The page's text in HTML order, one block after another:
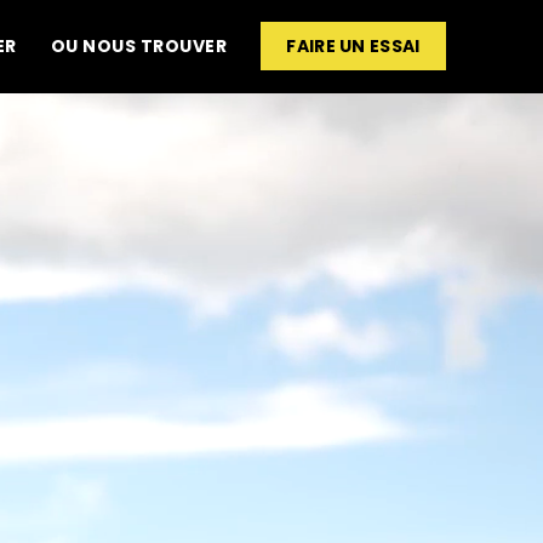
OU NOUS TROUVER FAIRE UN ESSAI